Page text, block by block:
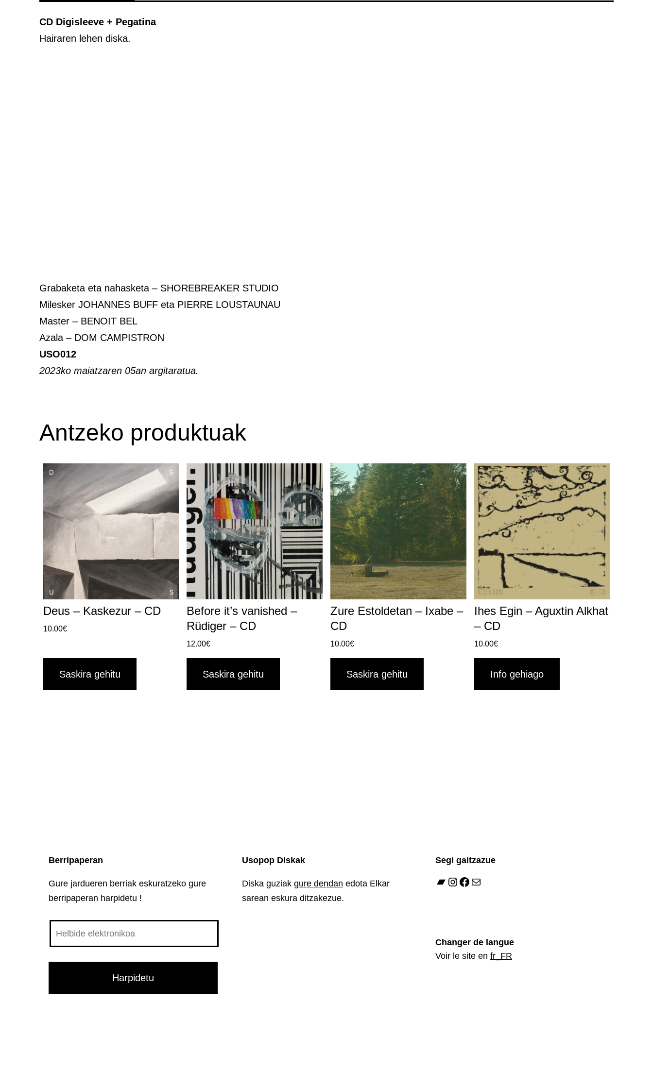
CD Digisleeve + Pegatina
Hairaren lehen diska.
Grabaketa eta nahasketa – SHOREBREAKER STUDIO
Milesker JOHANNES BUFF eta PIERRE LOUSTAUNAU
Master – BENOIT BEL
Azala – DOM CAMPISTRON
USO012
2023ko maiatzaren 05an argitaratua.
Antzeko produktuak
Deus – Kaskezur – CD
10.00€
Saskira gehitu
Before it’s vanished –
Rüdiger – CD
12.00€
Saskira gehitu
Zure Estoldetan – Ixabe –
CD
10.00€
Saskira gehitu
Ihes Egin – Aguxtin Alkhat
– CD
10.00€
Info gehiago
Berripaperan
Gure jardueren berriak eskuratzeko gure
berripaperan harpidetu !
Usopop Diskak
Diska guziak gure dendan edota Elkar
sarean eskura ditzakezue.
Segi gaitzazue
Bandcamp
Instagram
Facebook
Mail
Changer de langue
Voir le site en fr_FR